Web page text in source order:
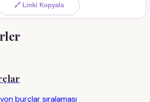
🔗 Linki Kopyala
burçlar sıralaması